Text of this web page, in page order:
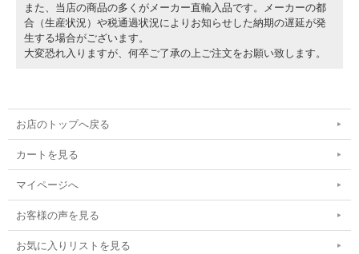
また、当店の商品の多くがメーカー直輸入品です。メーカーの都
合（生産状況）や税通過状況によりお知らせした納期の遅延が発
生する場合がございます。
大変恐れ入りますが、何卒ご了承の上ご注文をお願い致します。
お店のトップへ戻る
カートを見る
マイページへ
お客様の声を見る
お気に入りリストを見る